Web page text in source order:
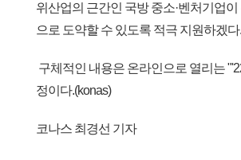
위산업의 근간인 국방 중소·벤처기업
으로 도약할 수 있도록 적극 지원하겠다
구체적인 내용은 온라인으로 열리는
정이다.(konas)
코나스 최경선 기자